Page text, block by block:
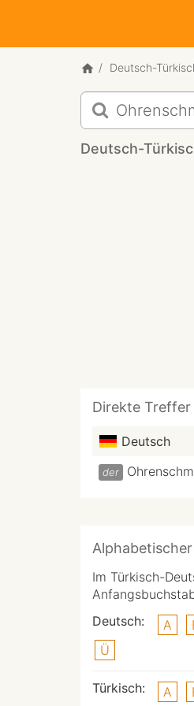
Deutsch-
Deutsch-
Türkisch
für
Deutsch-
Direkte Treffer
Deutsch
der
Im Türkisch-
Deutsch:
A
Ü
Türkisch: A